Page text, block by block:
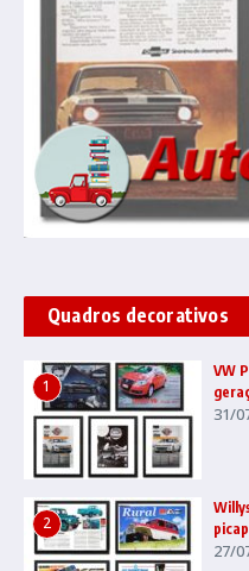
Quadros decorativos
1
VW
31/
2
27/